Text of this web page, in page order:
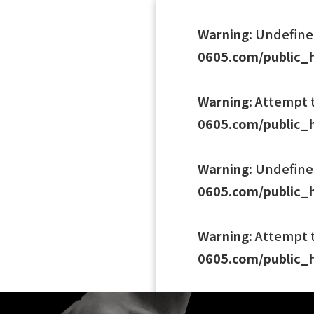
Warning:
0605.com/
Warning: Attempt
0605.com/
Warning:
0605.com/
Warning: Attempt
0605.com/